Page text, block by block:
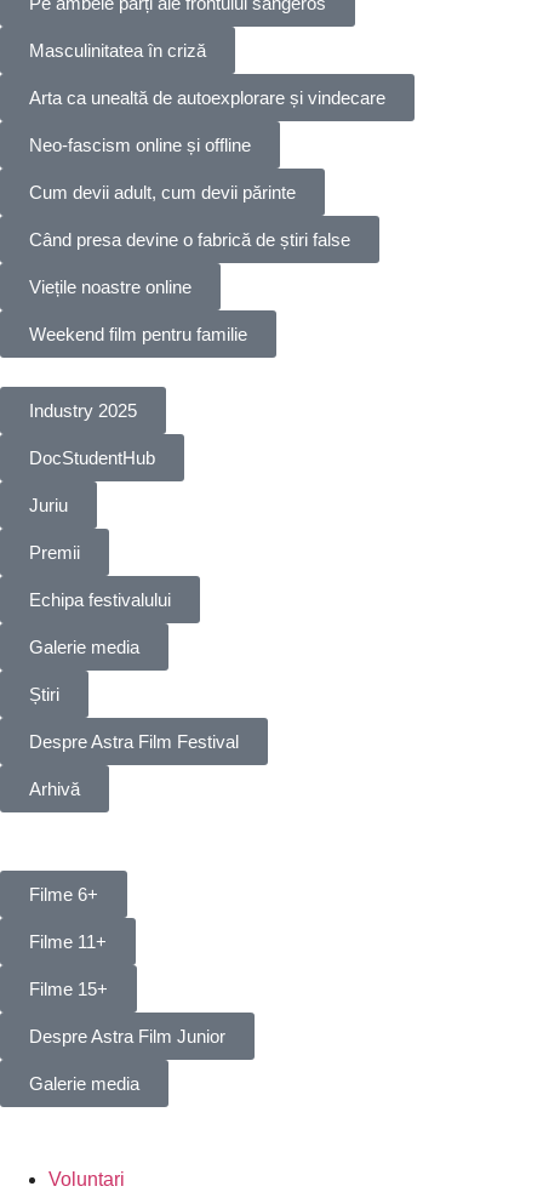
Masculinitatea în criză
Arta ca unealtă de autoexplorare și vindecare
Neo-fascism online și offline
Cum devii adult, cum devii părinte
Când presa devine o fabrică de știri false
Viețile noastre online
Weekend film pentru familie
Industry 2025
DocStudentHub
Juriu
Premii
Echipa festivalului
Galerie media
Știri
Despre Astra Film Festival
Arhivă
Filme 6+
Filme 11+
Filme 15+
Despre Astra Film Junior
Galerie media
Voluntari